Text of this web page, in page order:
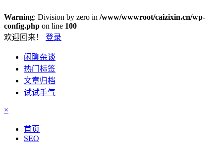
Warning: Division by zero in /www/wwwroot/caizixin.cn/wp-
config.php on line 100
欢迎回来！ 登录
闲聊杂谈
热门标签
文章归档
试试手气
×
首页
SEO